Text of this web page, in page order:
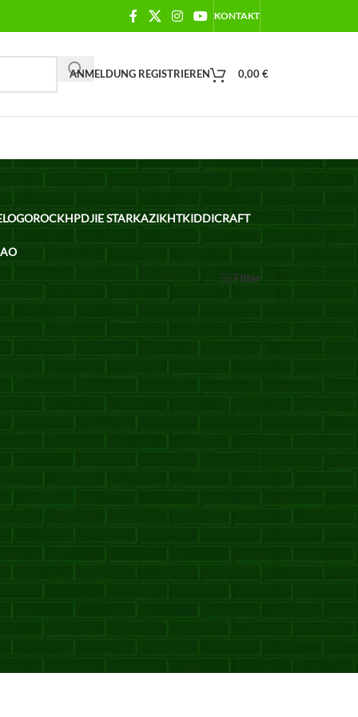
KONTAKT
ANMELDUNG REGISTRIEREN 0,00€
GOROCKHPDJIE STARKAZIKHTKIDDICRAFT
Filter